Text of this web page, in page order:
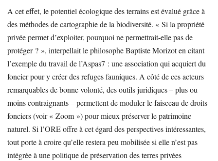
A cet effet, le potentiel écologique des terrains est évalué grâce à
des méthodes de cartographie de la biodiversité. « Si la propriété
privée permet d’exploiter, pourquoi ne permettrait-elle pas de
protéger ? », interpellait le philosophe Baptiste Morizot en citant
l’exemple du travail de l’Aspas7 : une association qui acquiert du
foncier pour y créer des refuges fauniques. A côté de ces acteurs
remarquables de bonne volonté, des outils juridiques – plus ou
moins contraignants – permettent de moduler le faisceau de droits
fonciers (voir « Zoom ») pour mieux préserver le patrimoine
naturel. Si l’ORE offre à cet égard des perspectives intéressantes,
tout porte à croire qu’elle restera peu mobilisée si elle n’est pas
intégrée à une politique de préservation des terres privées